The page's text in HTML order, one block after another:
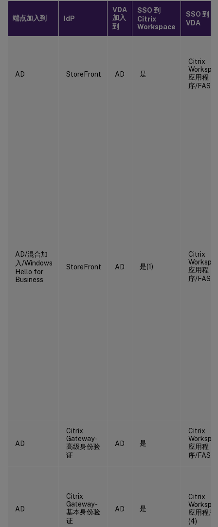
端点加入到 IdP
VDA
加入
到
SSO 到
Citrix
Workspace
SSO 到
VDA
AD StoreFront AD 是
Citrix
应用程
序/FAS
AD/混合加
入/Windows
Hello for
Business
StoreFront AD 是(1)
Citrix
应用程
序/FAS(2)
AD
Citrix
Gateway -
高级身份验
证
AD 是
Citrix
应用程
序/
AD
Citrix
Gateway -
基本身份验
证
AD 是
Citrix
应用程序
(4)